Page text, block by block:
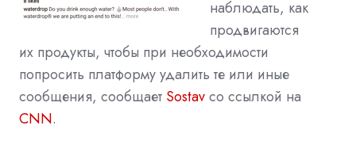
наблюдать, как
продвигаются
их продукты, чтобы при необходимости
попросить платформу удалить те или иные
сообщения, сообщает Sostavсо ссылкой на
CNN.